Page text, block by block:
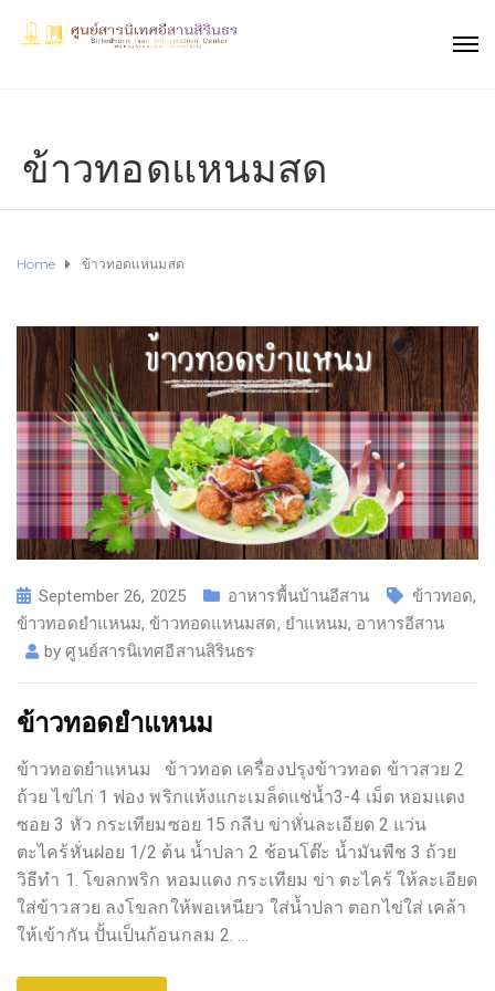
ข้าวทอดแหนมสด
Home ข้าวทอดแหนมสด
September 26, 2025 อาหารพื้นบ้านอีสาน ข้าวทอด,
ข้าวทอดยำแหนม,ข้าวทอดแหนมสด, ยำแหนม, อาหารอีสาน
byศูนย์สารนิเทศอีสานสิรินธร
ข้าวทอดยำแหนม
ข้าวทอดยำแหนม ข้าวทอด เครื่องปรุงข้าวทอด ข้าวสวย 2
ถ้วย ไข่ไก่ 1 ฟอง พริกแห้งแกะเมล็ดแช่น้ำ3-4 เม็ด หอมแดง
ซอย 3 หัว กระเทียมซอย 15 กลีบ ข่าหั่นละเอียด 2 แว่น
ตะไคร้หั่นฝอย 1/2 ต้น น้ำปลา 2 ช้อนโต๊ะ น้ำมันพืช 3 ถ้วย
วิธีทํา 1. โขลกพริก หอมแดง กระเทียม ข่า ตะไคร้ ให้ละเอียด
ใส่ข้าวสวย ลงโขลกให้พอเหนียว ใส่น้ำปลา ตอกไข่ใส่ เคล้า
ให้เข้ากัน ปั้นเป็นก้อนกลม 2.…